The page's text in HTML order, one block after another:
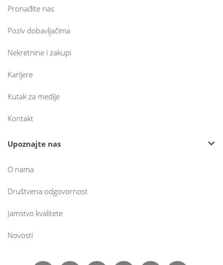
Pronađite nas
Poziv dobavljačima
Nekretnine i zakupi
Karijere
Kutak za medije
Kontakt
Upoznajte nas
O nama
Društvena odgovornost
Jamstvo kvalitete
Novosti